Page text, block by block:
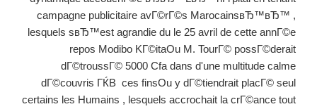
campagne publicitaire avГ©rГ©s MarocainsвЂ™вЂ™ ,
lesquels sвЂ™est agrandie du le 25 avril de cette annГ©e
repos Modibo KГ©itaOu M. TourГ© possГ©derait
dГ©troussГ© 5000 Cfa dans d'une multitude calme
dГ©couvris ГЌВ ces finsOu y dГ©tiendrait placГ© seul
certains les Humains , lesquels accrochait la crГ©ance tout